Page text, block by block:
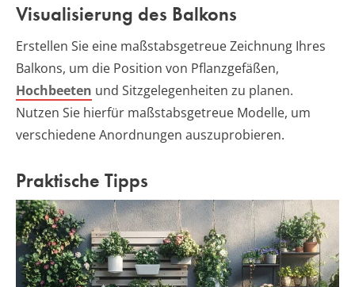
Visualisierung des Balkons
Erstellen Sie eine maßstabsgetreue Zeichnung Ihres
Balkons, um die Position von Pflanzgefäßen,
Hochbeeten und Sitzgelegenheiten zu planen.
Nutzen Sie hierfür maßstabsgetreue Modelle, um
verschiedene Anordnungen auszuprobieren.
Praktische Tipps